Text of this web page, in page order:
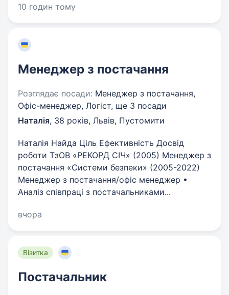
10 годин тому
Менеджер з постачання
Розглядає посади: Менеджер з постачання,
Офіс-менеджер, Логіст, ще 3 посади
Наталія, 38 років, Львів, Пустомити
Наталія Найда Ціль Ефективність Досвід
роботи ТзОВ «РЕКОРД СІЧ» (2005) Менеджер з
постачання «Системи безпеки» (2005-2022)
Менеджер з постачання/офіс менеджер •
Аналіз співпраці з постачальниками...
вчора
Візитка
Постачальник